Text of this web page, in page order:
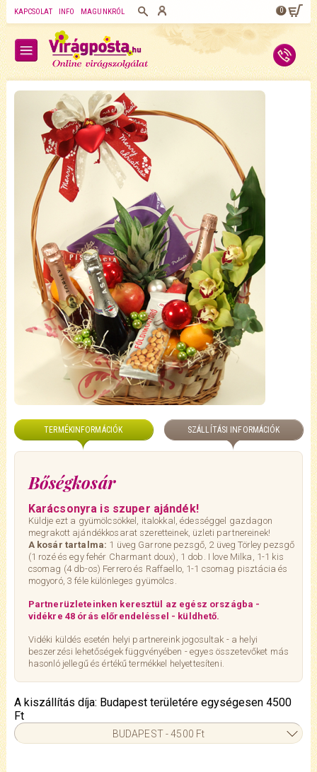
KAPCSOLAT INFO MAGUNKRÓL 0
TERMÉKINFORMÁCIÓK SZÁLLÍTÁSI INFORMÁCIÓK
Bőségkosár
Karácsonyra is szuper ajándék!
Küldje ezt a gyümölcsökkel, italokkal, édességgel gazdagon
megrakott ajándékkosarat szeretteinek, üzleti partnereinek!
A kosár tartalma: 1 üveg Garrone pezsgő, 2 üveg Törley pezsgő
(1 rozé és egy fehér Charmant doux), 1 dob. I love Milka, 1-1 kis
csomag (4 db-os) Ferrero és Raffaello, 1-1 csomag pisztácia és
mogyoró, 3 féle különleges gyümölcs.
Partnerüzleteinken keresztül az egész országba -
vidékre 48 órás előrendeléssel - küldhető.
Vidéki küldés esetén helyi partnereink jogosultak - a helyi
beszerzési lehetőségek függvényében - egyes összetevőket más
hasonló jellegű és értékű termékkel helyettesíteni.
A kiszállítás díja: Budapest területére egységesen 4500
Ft
BUDAPEST - 4500 Ft